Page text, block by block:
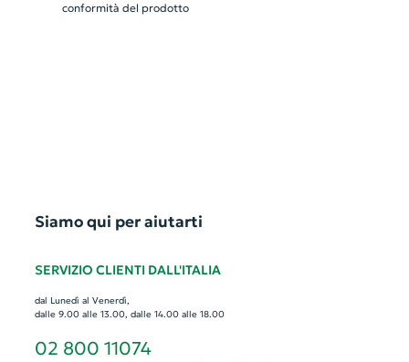
conformità del prodotto
Siamo qui per aiutarti
SERVIZIO CLIENTI DALL'ITALIA
dal Lunedì al Venerdì,
dalle 9.00 alle 13.00, dalle 14.00 alle 18.00
02 800 11074